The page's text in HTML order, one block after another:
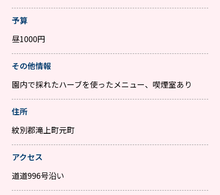
予算
昼1000円
その他情報
園内で採れたハーブを使ったメニュー、喫煙室あり
住所
紋別郡滝上町元町
アクセス
道道996号沿い